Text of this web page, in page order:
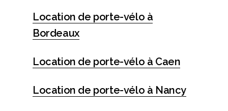
Location de porte-vélo à
Bordeaux
Location de porte-vélo à Caen
Location de porte-vélo à Nancy